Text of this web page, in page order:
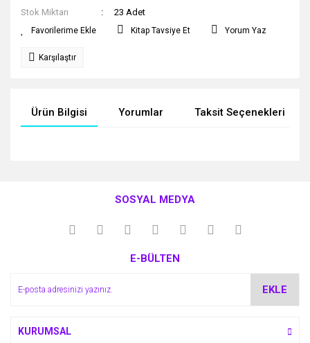
Stok Miktarı
23 Adet
Kitap Tavsiye Et Yorum Yaz
Karşılaştır
Ürün Bilgisi Yorumlar Taksit Seçenekleri
kullanarak tarafımıza iletebilirsiniz.
Görüş ve önerileriniz için teşekkür ederiz.
Ürün açıklamasında eksik bilgiler bulunuyor.
SOSYAL MEDYA
E-BÜLTEN
EKLE
KURUMSAL